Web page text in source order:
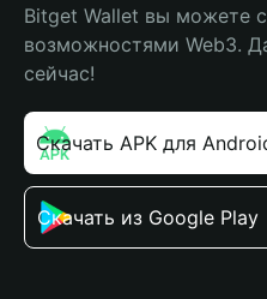
Bitget Wallet вы можете
возможностями Web3.
сейчас!
Скачать APK для
Скачать из Google Play